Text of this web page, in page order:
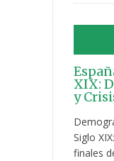
XIX:
y
Siglo
finales